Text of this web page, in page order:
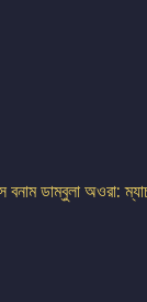
ডাম্বুলা অওরা: